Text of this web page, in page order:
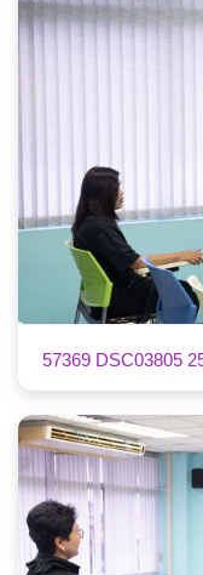
57369 DSC03805